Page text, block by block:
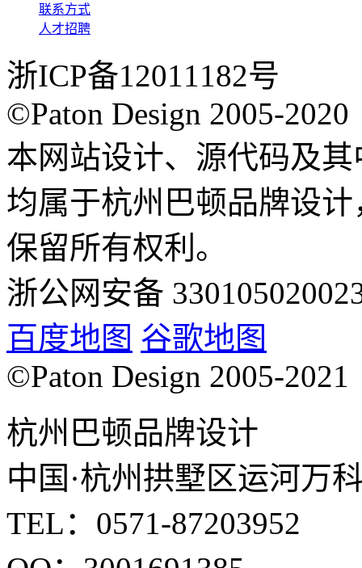
联系方式
人才招聘
浙ICP备12011182号
©Paton Design 2005-2020
本网站设计、源代码及
均属于杭州巴顿品牌设计
保留所有权利。
浙公网安备
百度地图 谷歌地图
©Paton Design 2005-2021
杭州巴顿品牌设计
中国·杭州拱墅区运河万
TEL：0571-87203952